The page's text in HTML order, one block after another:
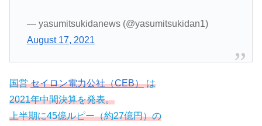
— yasumitsukidanews (@yasumitsukidan1)
August 17, 2021
国営セイロン電力公社（CEB）は
2021年中間決算を発表。
上半期に45億ルピー（約27億円）の